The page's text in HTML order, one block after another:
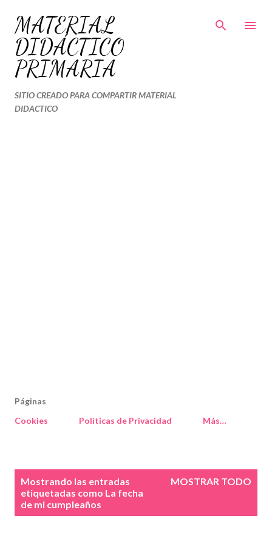
Ir al contenido principal
MATERIAL
DIDÁCTICO
PRIMARIA
SITIO CREADO PARA COMPARTIR MATERIAL
DIDACTICO
Páginas
Cookies
Políticas de Privacidad Más…
Mostrando las entradas
etiquetadas como La fecha
de mi cumpleaños
MOSTRAR TODO